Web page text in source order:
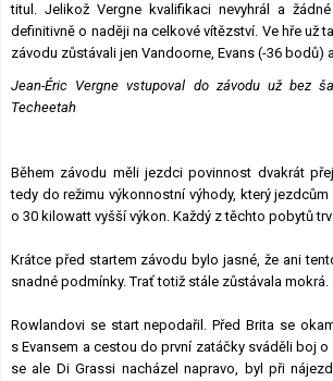
titul. Jelikož Vergne kvalifikaci nevyhrál a
definitivně o naději na celkové vítězství. Ve hře už
závodu zůstávali jen Vandoorne, Evans (-36 bodů)
Jean-Éric Vergne vstupoval do závodu už bez
Techeetah
Během závodu měli jezdci povinnost dvakrát
tedy do režimu výkonnostní výhody, který
o 30 kilowatt vyšší výkon. Každý z těchto pobytů
Krátce před startem závodu bylo jasné, že ani
snadné podmínky. Trať totiž stále zůstávala mokrá.
Rowlandovi se start nepodařil. Před Brita se
s Evansem a cestou do první zatáčky sváděli boj
se ale Di Grassi nacházel napravo, byl při